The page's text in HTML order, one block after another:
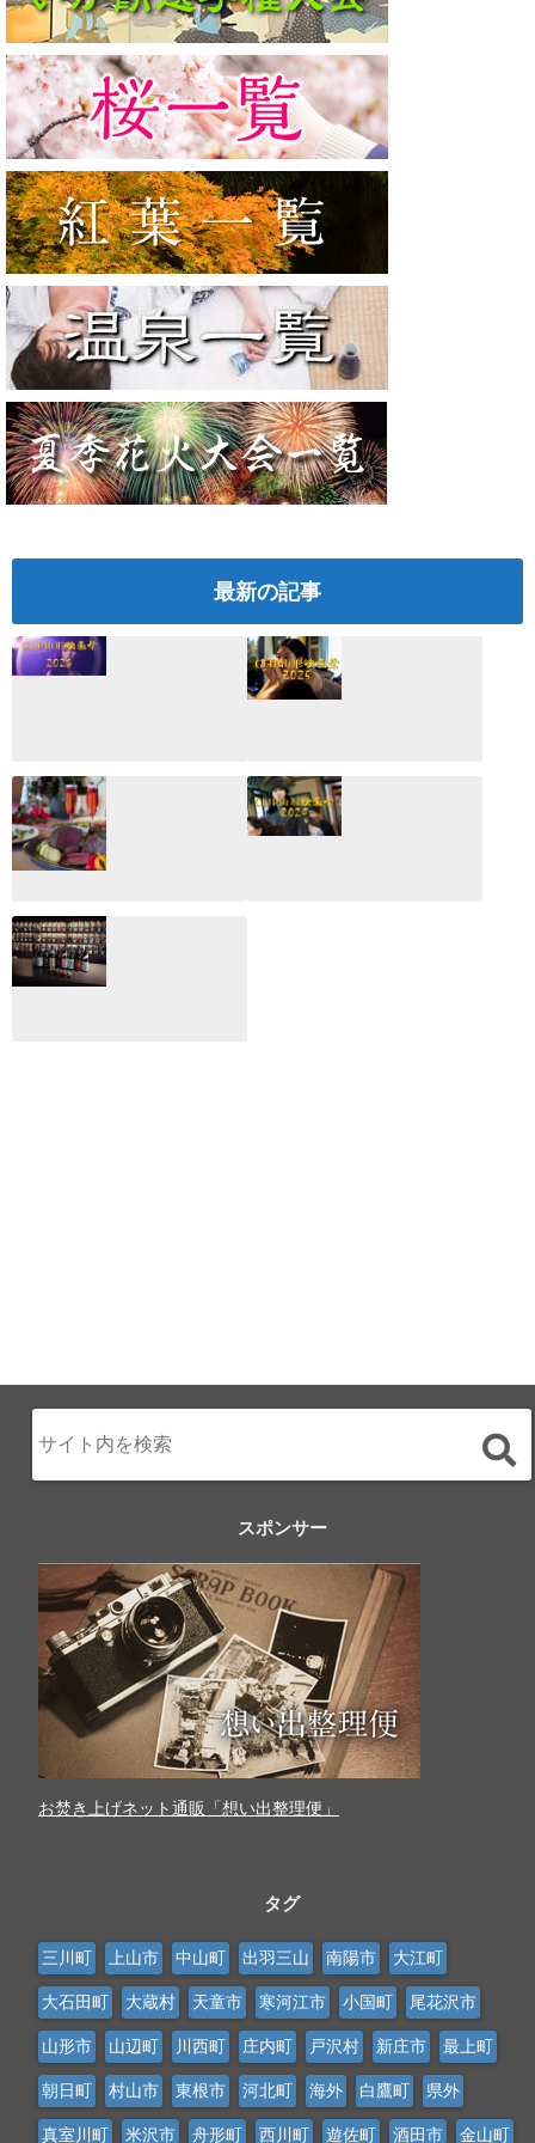
最新の記事
CLIP山形映画祭
2026：映画館派の
編集長が読む2025
年の映画ざっくり
総監
2026.02.27
CLIP山形映画祭
2025：ほぼこれく
らいしか更新して
いない変なブログ
月のホテル☆4日
間限定！クリスマ
スディナーブッフ
ェ開催☆
スポンサー
お焚き上げネット通販「想い出整理便」
タグ
三川町 上山市 中山町 出羽三山 南陽市 大江町
大石田町 大蔵村 天童市 寒河江市 小国町 尾花沢市
山形市 山辺町 川西町 庄内町 戸沢村 新庄市 最上町
朝日町 村山市 東根市 河北町 海外 白鷹町 県外
真室川町 米沢市 舟形町 西川町 遊佐町 酒田市 金山町